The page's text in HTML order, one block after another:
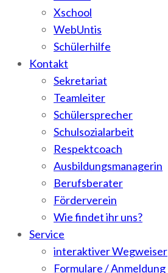
Xschool
WebUntis
Schülerhilfe
Kontakt
Sekretariat
Teamleiter
Schülersprecher
Schulsozialarbeit
Respektcoach
Ausbildungsmanagerin
Berufsberater
Förderverein
Wie findet ihr uns?
Service
interaktiver Wegweiser
Formulare / Anmeldung